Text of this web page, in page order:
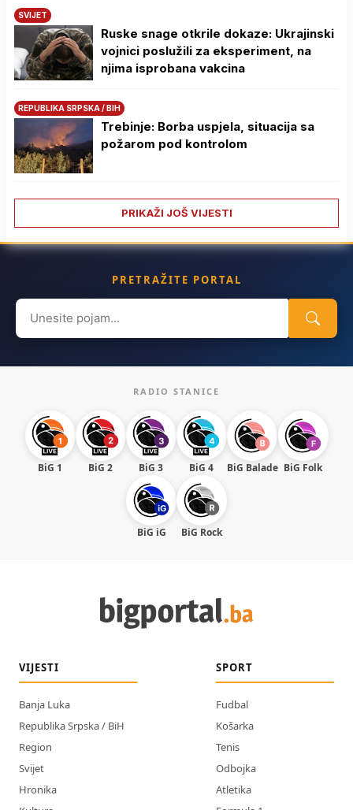
SVIJET
Ruske snage otkrile dokaze: Ukrajinski
vojnici poslužili za eksperiment, na
njima isprobana vakcina
REPUBLIKA SRPSKA / BIH
Trebinje: Borba uspjela, situacija sa
požarom pod kontrolom
PRIKAŽI JOŠ VIJESTI
PRETRAŽITE PORTAL
Search
for:
RADIO STANICE
BiG 1 BiG 2 BiG 3 BiG 4 BiG Balade BiG Folk
BiG iG BiG Rock
VIJESTI
Banja Luka
Republika Srpska / BiH
Region
Svijet
Hronika
SPORT
Fudbal
Košarka
Tenis
Odbojka
Atletika